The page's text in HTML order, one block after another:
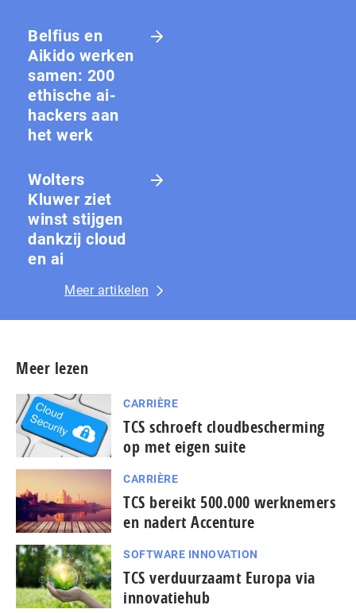
Belfius en
Aikido werken
samen: 200
ethische ai-
hackers aan
het werk
Wolters
Kluwer ziet
winst stijgen
dankzij cloud
en ai
Meer artikelen
Meer lezen
CARRIÈRE
TCS schroeft cloudbescherming
op met eigen suite
CARRIÈRE
TCS bereikt 500.000 werknemers
en nadert Accenture
SOFTWARE INNOVATION
TCS verduurzaamt Europa via
innovatiehub